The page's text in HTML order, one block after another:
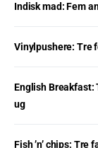
Indisk mad: Fem
Vinylpushere: Tre
English Breakfast:
ug
Fish ’n’ chips: